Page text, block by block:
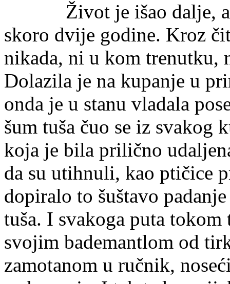
Život je išao dalje, a
skoro dvije godine. Kroz
nikada, ni u kom trenutku,
Dolazila je na kupanje u
onda je u stanu vladala
šum tuša čuo se iz svakog
koja je bila prilično
da su utihnuli, kao ptičice
dopiralo to šuštavo
tuša. I svakoga puta
svojim bademantlom od
zamotanom u ručnik,